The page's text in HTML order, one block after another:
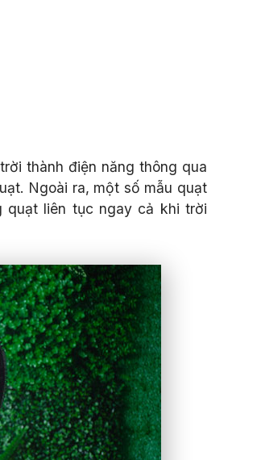
thành điện năng thông qua
Ngoài ra, một số mẫu quạt
quạt liên tục ngay cả khi trời